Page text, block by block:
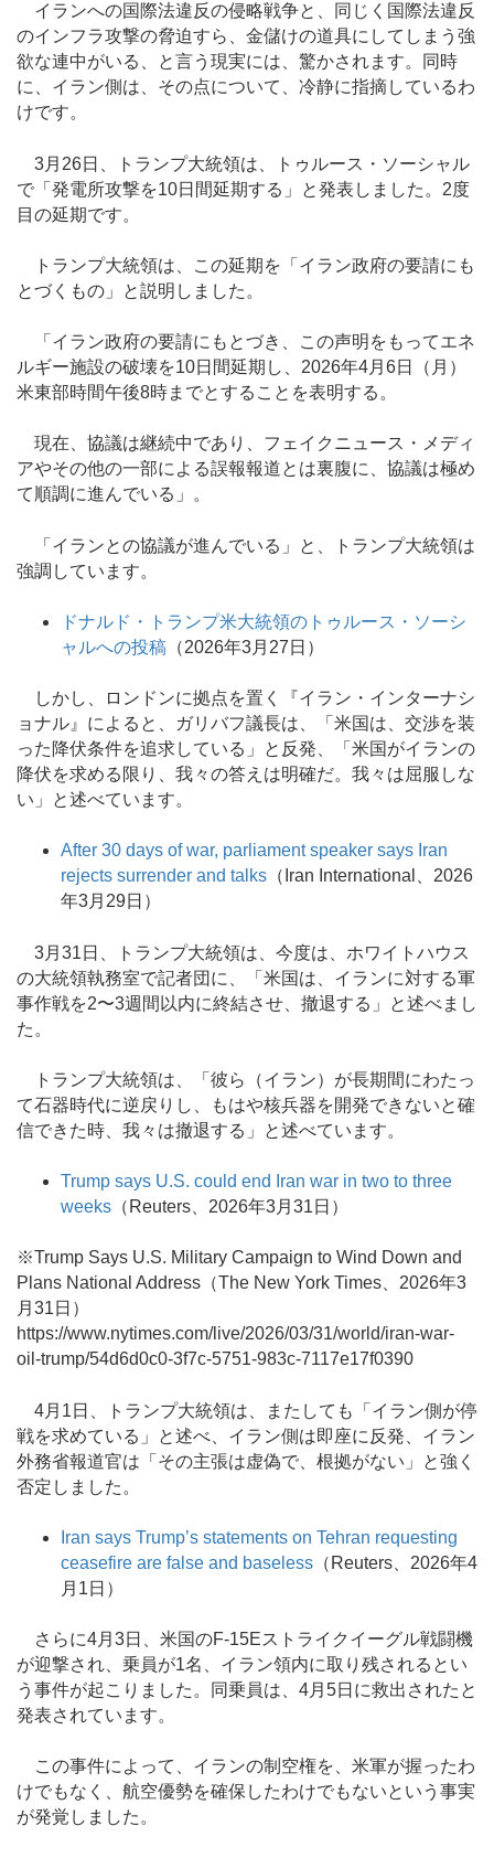
イランへの国際法違反の侵略戦争と、同じく国際法違反
のインフラ攻撃の脅迫すら、金儲けの道具にしてしまう強
欲な連中がいる、と言う現実には、驚かされます。同時
に、イラン側は、その点について、冷静に指摘しているわ
けです。
3月26日、トランプ大統領は、トゥルース・ソーシャル
で「発電所攻撃を10日間延期する」と発表しました。2度
目の延期です。
トランプ大統領は、この延期を「イラン政府の要請にも
とづくもの」と説明しました。
「イラン政府の要請にもとづき、この声明をもってエネ
ルギー施設の破壊を10日間延期し、2026年4月6日（月）
米東部時間午後8時までとすることを表明する。
現在、協議は継続中であり、フェイクニュース・メディ
アやその他の一部による誤報報道とは裏腹に、協議は極め
て順調に進んでいる」。
「イランとの協議が進んでいる」と、トランプ大統領は
強調しています。
ドナルド・トランプ米大統領のトゥルース・ソーシ
ャルへの投稿 （2026年3月27日）
しかし、ロンドンに拠点を置く『イラン・インターナシ
ョナル』によると、ガリバフ議長は、「米国は、交渉を装
った降伏条件を追求している」と反発、「米国がイランの
降伏を求める限り、我々の答えは明確だ。我々は屈服しな
い」と述べています。
After 30 days of war, parliament speaker says Iran
rejects surrender and talks （Iran International、2026
年3月29日）
3月31日、トランプ大統領は、今度は、ホワイトハウス
の大統領執務室で記者団に、「米国は、イランに対する軍
事作戦を2〜3週間以内に終結させ、撤退する」と述べまし
た。
トランプ大統領は、「彼ら（イラン）が長期間にわたっ
て石器時代に逆戻りし、もはや核兵器を開発できないと確
信できた時、我々は撤退する」と述べています。
Trump says U.S. could end Iran war in two to three
weeks （Reuters、2026年3月31日）
※Trump Says U.S. Military Campaign to Wind Down and
Plans National Address（The New York Times、2026年3
月31日）
https://www.nytimes.com/live/2026/03/31/world/iran-war-
oil-trump/54d6d0c0-3f7c-5751-983c-7117e17f0390
4月1日、トランプ大統領は、またしても「イラン側が停
戦を求めている」と述べ、イラン側は即座に反発、イラン
外務省報道官は「その主張は虚偽で、根拠がない」と強く
否定しました。
Iran says Trump’s statements on Tehran requesting
ceasefire are false and baseless （Reuters、2026年4
月1日）
さらに4月3日、米国のF-15Eストライクイーグル戦闘機
が迎撃され、乗員が1名、イラン領内に取り残されるとい
う事件が起こりました。同乗員は、4月5日に救出されたと
発表されています。
この事件によって、イランの制空権を、米軍が握ったわ
けでもなく、航空優勢を確保したわけでもないという事実
が発覚しました。